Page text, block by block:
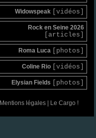
Widowspeak [vidéos]
Rock en Seine 2026
[articles]
Roma Luca [photos]
Coline Rio [vidéos]
Elysian Fields [photos]
Mentions légales| Le Cargo !